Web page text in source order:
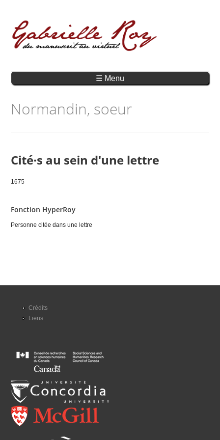
☰ Menu
Normandin, soeur
Cité·s au sein d'une lettre
1675
Fonction HyperRoy
Personne citée dans une lettre
Crédits
Liens